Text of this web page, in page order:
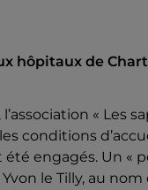
hôpitaux de
« Les
conditions
engagés. Un «
le Tilly, au